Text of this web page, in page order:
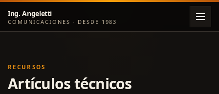
Ing. Angeletti
COMUNICACIONES · DESDE 1983
RECURSOS
Artículos técnicos